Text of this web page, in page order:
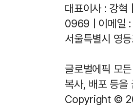
대표이사 : 강
0969 | 이메일
서울특별시 영
글로벌에픽 모
복사, 배포 등을
Copyright ©